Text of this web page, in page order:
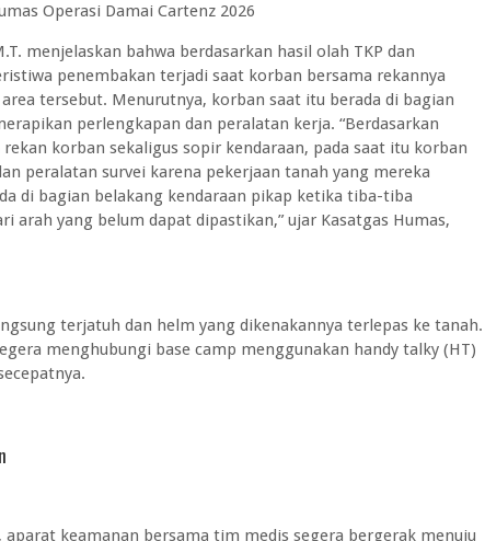
Operasi Damai Cartenz 2026
menjelaskan bahwa berdasarkan hasil olah TKP dan
penembakan terjadi saat korban bersama rekannya
tersebut. Menurutnya, korban saat itu berada di bagian
perlengkapan dan peralatan kerja. “Berdasarkan
korban sekaligus sopir kendaraan, pada saat itu korban
peralatan survei karena pekerjaan tanah yang mereka
di bagian belakang kendaraan pikap ketika tiba-tiba
arah yang belum dapat dipastikan,” ujar Kasatgas Humas,
terjatuh dan helm yang dikenakannya terlepas ke tanah.
menghubungi base camp menggunakan handy talky (HT)
keamanan bersama tim medis segera bergerak menuju